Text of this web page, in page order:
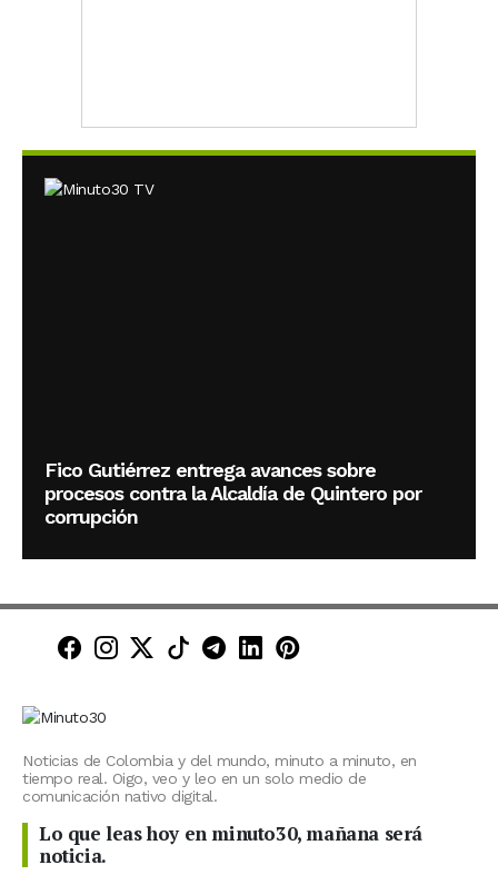
Fico Gutiérrez entrega avances sobre
procesos contra la Alcaldía de Quintero por
corrupción
Minuto30 en Facebook
Minuto30 en Instagram
Minuto30 en X (Twitter)
Minuto30 en TikTok
Canal de Minuto30 en
Minuto30 en LinkedIn
Minuto30 en
Noticias de Colombia y del mundo, minuto a minuto, en
tiempo real. Oigo, veo y leo en un solo medio de
comunicación nativo digital.
Lo que leas hoy en minuto30, mañana será
noticia.